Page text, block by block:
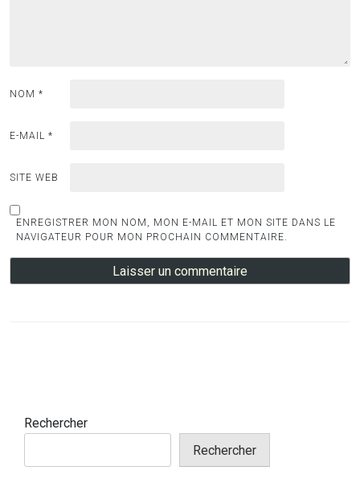
NOM *
E-MAIL *
SITE WEB
ENREGISTRER MON NOM, MON E-MAIL ET MON SITE DANS LE
NAVIGATEUR POUR MON PROCHAIN COMMENTAIRE.
Rechercher
Rechercher